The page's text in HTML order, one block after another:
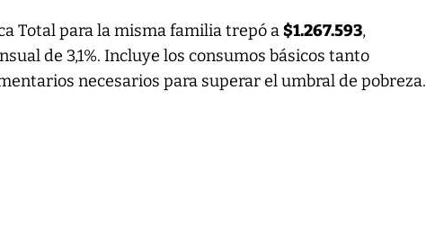
Total para la misma familia trepó a$1.267.593,
de 3,1%. Incluye los consumos básicos tanto
necesarios para superar el umbral de pobreza.